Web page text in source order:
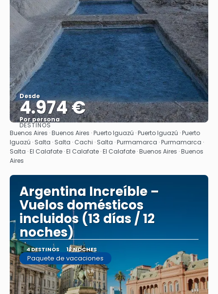
Desde
4.974 €
Por persona
Ver
DESTINOS
Buenos Aires · Buenos Aires · Puerto Iguazú · Puerto Iguazú · Puerto
Iguazú · Salta · Salta · Cachi · Salta · Purmamarca · Purmamarca ·
Salta · El Calafate · El Calafate · El Calafate · Buenos Aires · Buenos
Aires
Argentina Increíble –
Vuelos domésticos
incluidos (13 días / 12
noches)
4 DESTINOS 12 NOCHES
Paquete de vacaciones